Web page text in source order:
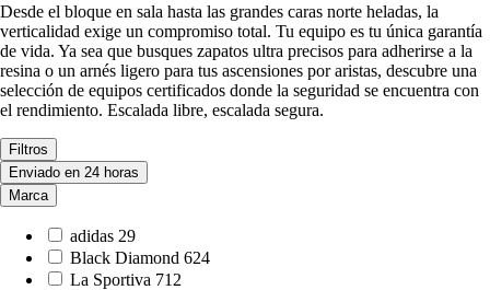
Desde el bloque en sala hasta las grandes caras norte heladas, la
verticalidad exige un compromiso total. Tu equipo es tu única garantía
de vida. Ya sea que busques zapatos ultra precisos para adherirse a la
resina o un arnés ligero para tus ascensiones por aristas, descubre una
selección de equipos certificados donde la seguridad se encuentra con
el rendimiento. Escalada libre, escalada segura.
Filtros
Enviado en 24 horas
Marca
adidas 29
Black Diamond 624
La Sportiva 712